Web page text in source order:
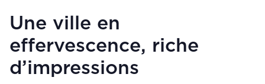
Une ville en
effervescence, riche
d’impressions